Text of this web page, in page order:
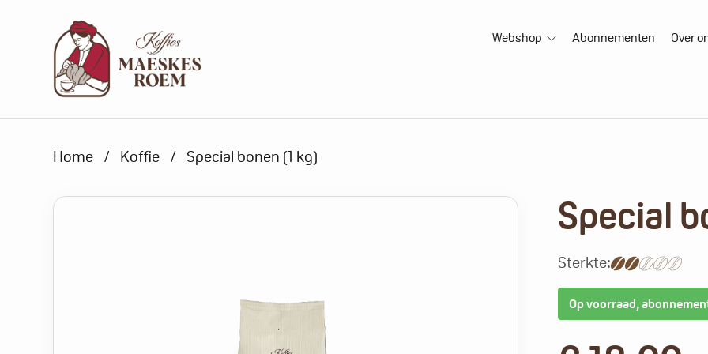
Webshop Abonnementen Over
Home / Koffie / Special bonen (1 kg)
Special
Sterkte:
Op voorraad,